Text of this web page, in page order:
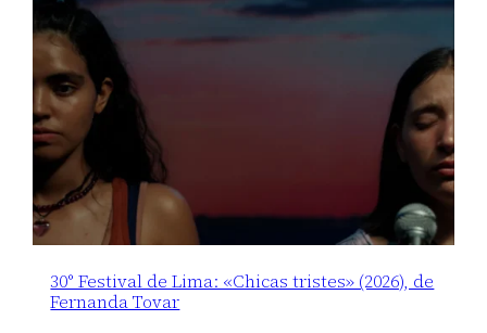
30° Festival de Lima: «Chicas tristes» (2026), de
Fernanda Tovar